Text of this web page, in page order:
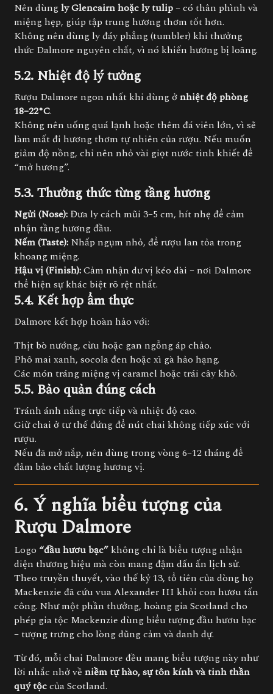
Nên dùngly Glencairn hoặc ly tulip– có thân phình và
miệng hẹp, giúp tập trung hương thơm tốt hơn.
Không nên dùng ly đáy phẳng (tumbler) khi thưởng
thức Dalmore nguyên chất, vì nó khiến hương bị loãng.
5.2. Nhiệt độ lý tưởng
Rượu Dalmore ngon nhất khi dùng ởnhiệt độ phòng
18–22°C.
Không nên uống quá lạnh hoặc thêm đá viên lớn, vì sẽ
làm mất đi hương thơm tự nhiên của rượu. Nếu muốn
giảm độ nồng, chỉ nên nhỏ vài giọt nước tinh khiết để
“mở hương”.
5.3. Thưởng thức từng tầng hương
Ngửi (Nose): Đưa ly cách mũi 3–5 cm, hít nhẹ để cảm
nhận tầng hương đầu.
Nếm (Taste): Nhấp ngụm nhỏ, để rượu lan tỏa trong
khoang miệng.
Hậu vị (Finish):Cảm nhận dư vị kéo dài – nơi Dalmore
thể hiện sự khác biệt rõ rệt nhất.
5.4. Kết hợp ẩm thực
Dalmore kết hợp hoàn hảo với:
Thịt bò nướng, cừu hoặc gan ngỗng áp chảo.
Phô mai xanh, socola đen hoặc xì gà hảo hạng.
Các món tráng miệng vị caramel hoặc trái cây khô.
5.5. Bảo quản đúng cách
Tránh ánh nắng trực tiếp và nhiệt độ cao.
Giữ chai ở tư thế đứng để nút chai không tiếp xúc với
rượu.
Nếu đã mở nắp, nên dùng trong vòng 6–12 tháng để
đảm bảo chất lượng hương vị.
6. Ý nghĩa biểu tượng của
Rượu Dalmore
Logo “đầu hươu bạc” không chỉ là biểu tượng nhận
diện thương hiệu mà còn mang đậm dấu ấn lịch sử.
Theo truyền thuyết, vào thế kỷ 13, tổ tiên của dòng họ
Mackenzie đã cứu vua Alexander III khỏi con hươu tấn
công. Như một phần thưởng, hoàng gia Scotland cho
phép gia tộc Mackenzie dùng biểu tượng đầu hươu bạc
– tượng trưng cho lòng dũng cảm và danh dự.
Từ đó, mỗi chai Dalmore đều mang biểu tượng này như
lời nhắc nhở về niềm tự hào, sự tôn kính và tinh thần
quý tộccủa Scotland.